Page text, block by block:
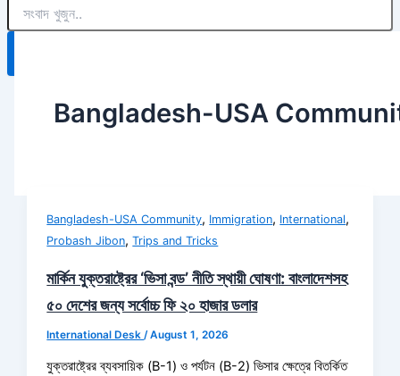
Bangladesh-USA
Bangladesh-USA Community, Immigration, International,
Probash Jibon,Trips and Tricks
মার্কিন যুক্তরাষ্ট্রের ‘ভিসা বন্ড’ নীতি স্থায়ী ঘোষণা: বাংলাদেশসহ
৫০ দেশের জন্য সর্বোচ্চ ফি ২০ হাজার ডলার
International Desk/August 1, 2026
যুক্তরাষ্ট্রের ব্যবসায়িক (B-1) ও পর্যটন (B-2) ভিসার ক্ষেত্রে বিতর্কিত